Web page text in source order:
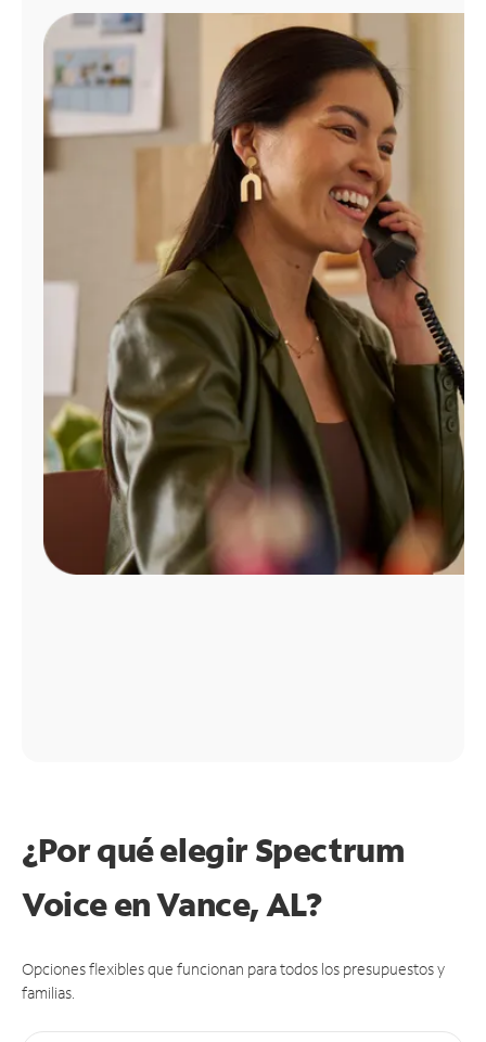
Administrar
cuenta
Encuentra
tienda
¿Por qué elegir Spectrum
Voice en Vance, AL?
Opciones flexibles que funcionan para todos los presupuestos y
familias.